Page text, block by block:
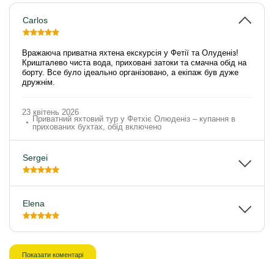
Carlos
Вражаюча приватна яхтена екскурсія у Фетії та Олуденіз!
Кришталево чиста вода, приховані затоки та смачна обід на
борту. Все було ідеально організовано, а екіпаж був дуже
дружнім.
23 квітень 2026
Приватний яхтовий тур у Фетхіє Олюденіз – купання в
прихованих бухтах, обід включено
Sergei
Elena
Показати коментарі